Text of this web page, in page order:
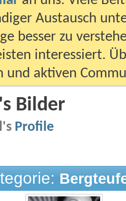
Austausch
besser zu
interessiert.
und aktiven
Bilder
Profile